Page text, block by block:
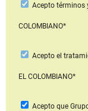
Aceptotérminos
COLOMBIANO*
Acepto el
EL COLOMBIANO*
Acepto que